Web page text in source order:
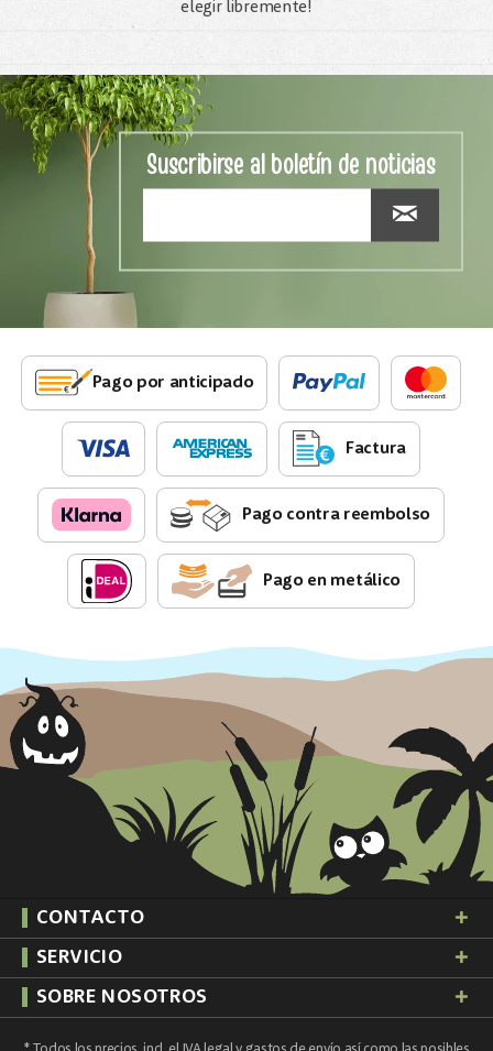
elegir libremente!
Suscribirse al boletín de noticias
Pago por anticipado
Factura
Pago contra reembolso
Pago en metálico
CONTACTO
SERVICIO
SOBRE NOSOTROS